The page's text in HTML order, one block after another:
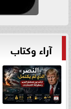
آراء وكتاب